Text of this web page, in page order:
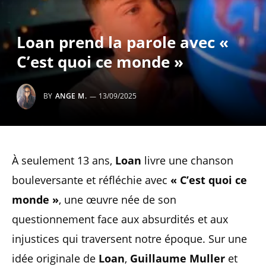
Loan prend la parole avec «
C’est quoi ce monde »
BY ANGE M. 13/09/2025
À seulement 13 ans, Loan livre une chanson
bouleversante et réfléchie avec « C’est quoi ce
monde », une œuvre née de son
questionnement face aux absurdités et aux
injustices qui traversent notre époque. Sur une
idée originale de Loan, Guillaume Muller et